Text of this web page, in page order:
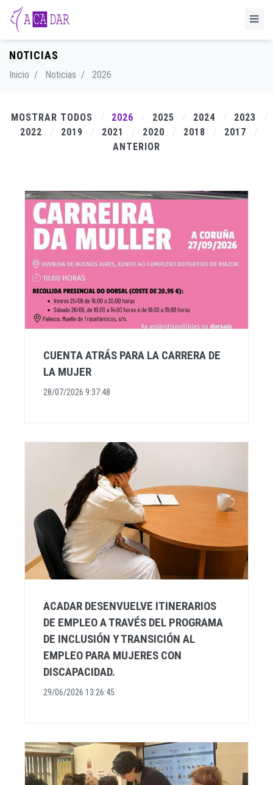
NOTICIAS
Inicio / Noticias / 2026
MOSTRAR TODOS 2026 2025 2024
2023
2022
2019 2021 2020 2018
2017
ANTERIOR
CUENTA ATRÁS PARA LA CARRERA DE
LA MUJER
28/07/2026 9:37:48
ACADAR DESENVUELVE ITINERARIOS
DE EMPLEO A TRAVÉS DEL PROGRAMA
DE INCLUSIÓN Y TRANSICIÓN AL
EMPLEO PARA MUJERES CON
DISCAPACIDAD.
29/06/2026 13:26:45